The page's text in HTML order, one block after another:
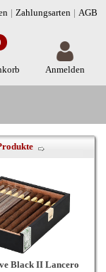
Zahlungsarten AGB
Anmelden
Black II Lancero